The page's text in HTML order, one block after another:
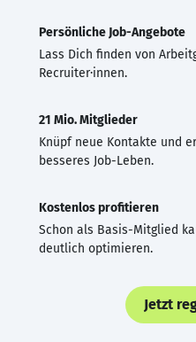
Persönliche Job-Angebote
Lass Dich finden von
Recruiter·innen.
21 Mio. Mitglieder
Knüpf neue Kontakte und
besseres Job-Leben.
Kostenlos profitieren
Schon als Basis-Mitglied
deutlich optimieren.
Jetzt